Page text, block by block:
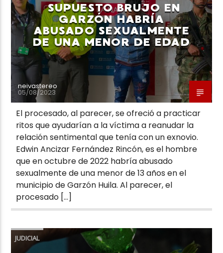
SUPUESTO BRUJO EN
GARZÓN HABRÍA
ABUSADO SEXUALMENTE
DE UNA MENOR DE EDAD
neivastereo
05/08/2023
El procesado, al parecer, se ofreció a practicar
ritos que ayudarían a la víctima a reanudar la
relación sentimental que tenía con un exnovio.
Edwin Ancizar Fernández Rincón, es el hombre
que en octubre de 2022 habría abusado
sexualmente de una menor de 13 años en el
municipio de Garzón Huila. Al parecer, el
procesado […]
JUDICIAL